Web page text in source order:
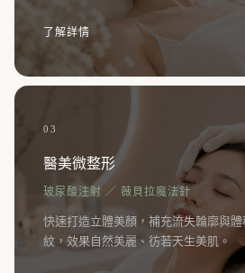
了解詳情
03
醫美微整形
玻尿酸注射 ／ 薇貝拉魔法針
快速打造立體美顏，補充流失輪廓與
紋，效果自然美麗、彷若天生美肌。